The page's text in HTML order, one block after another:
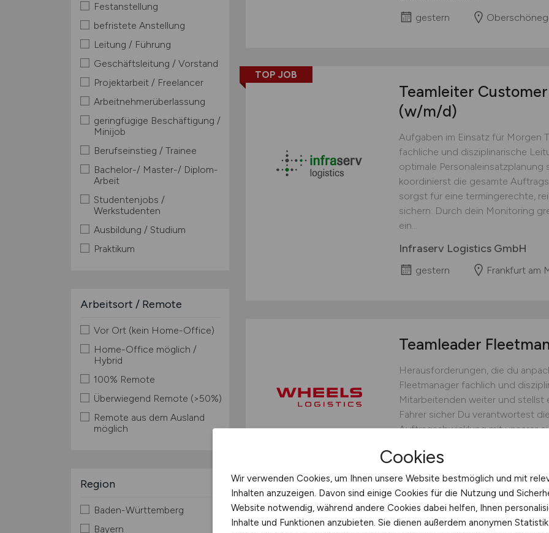
Festanstellung
befristete Anstellung
Leitung / Führung
Geschäftsleitung / Vorstand
Projektarbeit / Freelancer
Arbeitnehmerüberlassung
geringfügige Beschäftigung /
Minijob
Berufseinstieg / Trainee
Bachelor-/ Master-/ Diplom-
Arbeit
Studentenjobs /
Werkstudenten
Ausbildung / Studium
Praktikum
Arbeitsort / Remote
Vor Ort (kein Home-Office)
Home-Office möglich /
Hybrid
100% Remote
Überwiegend Remote (>50%)
Remote aus dem Ausland
möglich
Region
Baden-Württemberg
Bayern
gestern
TOP JOB
Teamleiter
(w/m/d)
Aufgaben im Einsatz für Morgen
fachliche und disziplinarische
optimale Personaleinsatzplanung
koordinierst die gesamte
sorgst für eine termingerechte,
sichern: Durch dein Monitoring
ein...
Infraserv Logistics GmbH
gestern Frankfurt am
Teamleader
Herausforderungen, die du
Fleetmanager fachlich und
Mitarbeitenden weiter und stellst
Fahrer sicher.Du verantwortest
Auftragsabwicklung mit unserer
bedarfsgerechten Fahrereinsatz
operative Steuerung.Du...
WHEELS Logistics GmbH &
gestern Münster
Cookies
Wir verwenden Cookies, um Ihnen unsere Website bestmöglich und mit
Inhalten anzuzeigen. Davon sind einige Cookies für die Nutzung und
Website notwendig, während andere Cookies dabei helfen, Ihnen
Inhalte und Funktionen anzubieten. Sie dienen außerdem anonymen